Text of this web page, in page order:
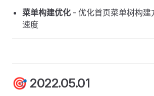
菜单构建优化 - 优化首页菜单树构建
速度
🎯 2022.05.01